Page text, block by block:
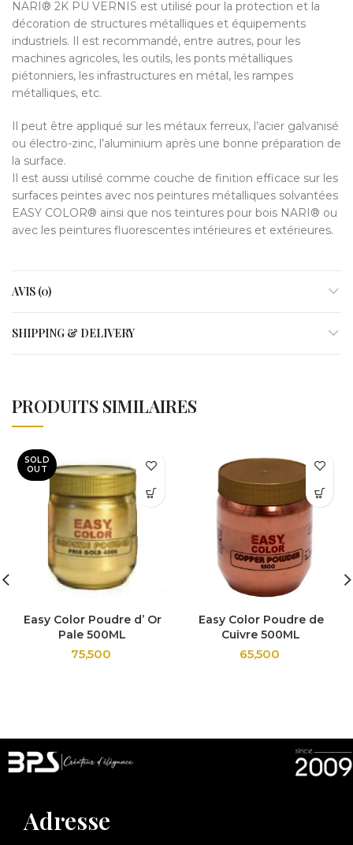
NARI® 2K PU VERNIS est utilisé pour la protection et la
décoration de structures métalliques et équipements
industriels. Il est recommandé, entre autres, pour les
machines agricoles, les outils, les ponts métalliques
piétonniers, les infrastructures en métal, les rampes
métalliques, etc.
Il peut être appliqué sur les métaux ferreux, l’acier galvanisé
ou électro-zinc, l’aluminium après une bonne préparation de
la surface.
Il est aussi utilisé comme couche de finition efficace sur les
surfaces peintes avec nos peintures métalliques solvantées
EASY COLOR® ainsi que nos teintures pour bois NARI® ou
avec les peintures fluorescentes intérieures et extérieures.
AVIS (0)
SHIPPING & DELIVERY
PRODUITS SIMILAIRES
SOLD
OUT
Easy Color Poudre d’ Or
Pale 500ML
75,500
Easy Color Poudre de
Cuivre 500ML
65,500
Adresse